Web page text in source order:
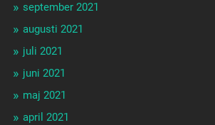
september 2021
augusti 2021
juli 2021
juni 2021
maj 2021
april 2021